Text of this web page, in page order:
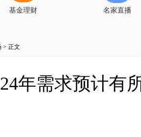
基金理财 名家直播
> 正文
年需求预计有